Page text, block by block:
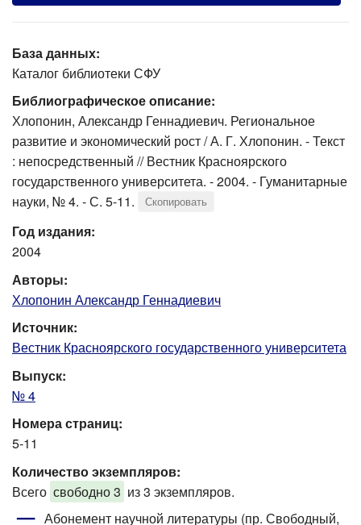
База данных:
Каталог библиотеки СФУ
Библиографическое описание:
Хлопонин, Александр Геннадиевич. Региональное
развитие и экономический рост / А. Г. Хлопонин. - Текст
: непосредственный // Вестник Красноярского
государственного университета. - 2004. - Гуманитарные
науки, № 4. - С. 5-11.
Скопировать
Год издания:
2004
Авторы:
Хлопонин Александр Геннадиевич
Источник:
Вестник Красноярского государственного университета
Выпуск:
№ 4
Номера страниц:
5-11
Количество экземпляров:
Всего свободно 3 из 3 экземпляров.
Абонемент научной литературы (пр. Свободный,